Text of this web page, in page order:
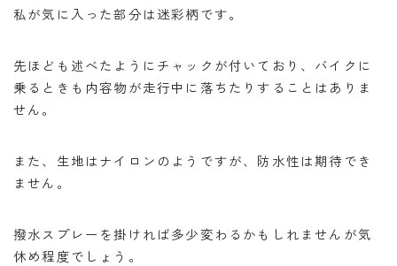
私が気に入った部分は迷彩柄です。
先ほども述べたようにチャックが付いており、バイクに
乗るときも内容物が走行中に落ちたりすることはありま
せん。
また、生地はナイロンのようですが、防水性は期待でき
ません。
撥水スプレーを掛ければ多少変わるかもしれませんが気
休め程度でしょう。